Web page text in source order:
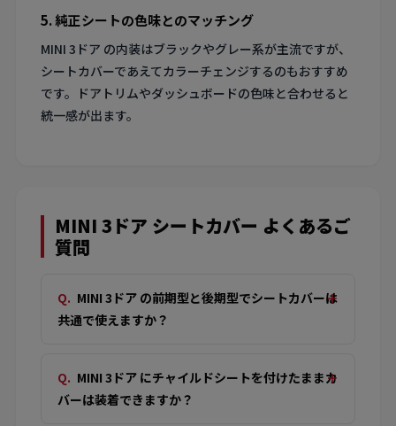
5. 純正シートの色味とのマッチング
MINI 3ドア の内装はブラックやグレー系が主流ですが、
シートカバーであえてカラーチェンジするのもおすすめ
です。ドアトリムやダッシュボードの色味と合わせると
統一感が出ます。
MINI 3ドア シートカバー よくあるご
質問
MINI 3ドア の前期型と後期型でシートカバーは
共通で使えますか？
MINI 3ドア にチャイルドシートを付けたままカ
バーは装着できますか？